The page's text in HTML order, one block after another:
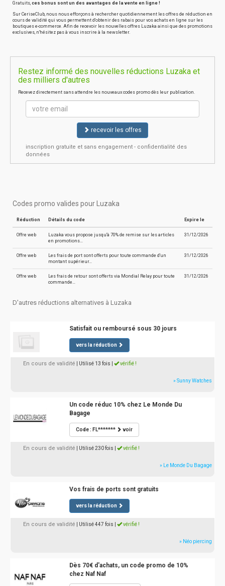
Gratuits, ces bonus sont un des avantages de la vente en ligne !
Sur CeriseClub, nous nous efforçons à rechercher quotidiennement les offres de réduction en
cours de validité qui vous permettent d'obtenir des rabais pour vos achats en ligne sur les
boutiques e-commerce. Afin de recevoir les nouvelles offres Luzaka ainsi que des promotions
exclusives, n'hésitez pas à vous inscrire à la newsletter.
Restez informé des nouvelles réductions Luzaka et
des milliers d'autres
Recevez directement sans attendre les nouveaux codes promo dès leur publication.
recevoir les offres
inscription gratuite et sans engagement - confidentialité des
données
Codes promo valides pour Luzaka
Réduction Détails du code Expire le
Offre web
Luzaka vous propose jusqu'à 70% de remise sur les articles
en promotions…
31/12/2026
Offre web
Les frais de port sont offerts pour toute commande d'un
montant supérieur…
31/12/2026
Offre web
Les frais de retour sont offerts via Mondial Relay pour toute
commande…
31/12/2026
D'autres réductions alternatives à Luzaka
Satisfait ou remboursé sous 30 jours
vers la réduction
En cours de validité | Utilisé 13 fois vérifié !
» Sunny Watches
Un code réduc 10% chez Le Monde Du
Bagage
Code : FL******* voir
En cours de validité | Utilisé 230 fois vérifié !
» Le Monde Du Bagage
Vos frais de ports sont gratuits
vers la réduction
En cours de validité | Utilisé 447 fois vérifié !
» Néo piercing
Dès 70€ d'achats, un code promo de 10%
chez Naf Naf